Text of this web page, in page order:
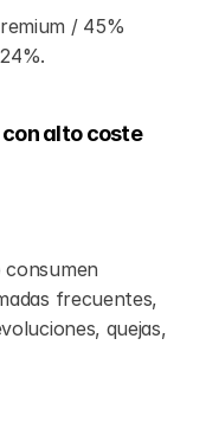
/ 45%
con alto coste
frecuentes,
quejas,